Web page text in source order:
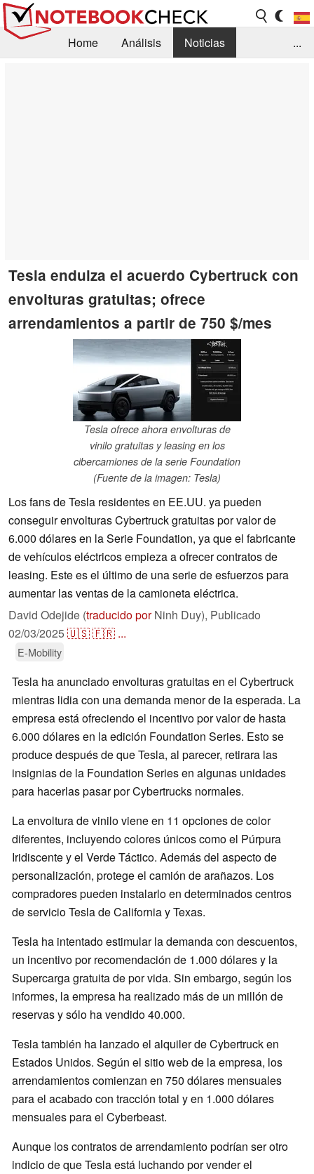
Home Análisis
Noticias
...
Tesla endulza el acuerdo Cybertruck con
envolturas gratuitas; ofrece
arrendamientos a partir de 750 $/mes
Tesla ofrece ahora envolturas de
vinilo gratuitas y leasing en los
cibercamiones de la serie Foundation
(Fuente de la imagen: Tesla)
Los fans de Tesla residentes en EE.UU. ya pueden
conseguir envolturas Cybertruck gratuitas por valor de
6.000 dólares en la Serie Foundation, ya que el fabricante
de vehículos eléctricos empieza a ofrecer contratos de
leasing. Este es el último de una serie de esfuerzos para
aumentar las ventas de la camioneta eléctrica.
David Odejide (traducido porNinh Duy), Publicado
02/03/2025🇺🇸🇫🇷 ...
E-Mobility
Tesla ha anunciado envolturas gratuitas en el Cybertruck
mientras lidia con una demanda menor de la esperada. La
empresa está ofreciendo el incentivo por valor de hasta
6.000 dólares en la edición Foundation Series. Esto se
produce después de que Tesla, al parecer, retirara las
insignias de la Foundation Series en algunas unidades
para hacerlas pasar por Cybertrucks normales.
La envoltura de vinilo viene en 11 opciones de color
diferentes, incluyendo colores únicos como el Púrpura
Iridiscente y el Verde Táctico. Además del aspecto de
personalización, protege el camión de arañazos. Los
compradores pueden instalarlo en determinados centros
de servicio Tesla de California y Texas.
Tesla ha intentado estimular la demanda con descuentos,
un incentivo por recomendación de 1.000 dólares y la
Supercarga gratuita de por vida. Sin embargo, según los
informes, la empresa ha realizado más de un millón de
reservas y sólo ha vendido 40.000.
Tesla también ha lanzado el alquiler de Cybertruck en
Estados Unidos. Según el sitio web de la empresa, los
arrendamientos comienzan en 750 dólares mensuales
para el acabado con tracción total y en 1.000 dólares
mensuales para el Cyberbeast.
Aunque los contratos de arrendamiento podrían ser otro
indicio de que Tesla está luchando por vender el